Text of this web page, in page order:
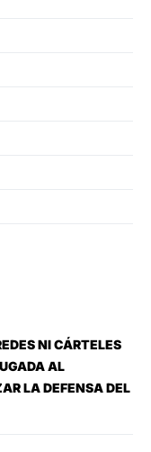
NI CÁRTELES
AL
LA DEFENSA DEL